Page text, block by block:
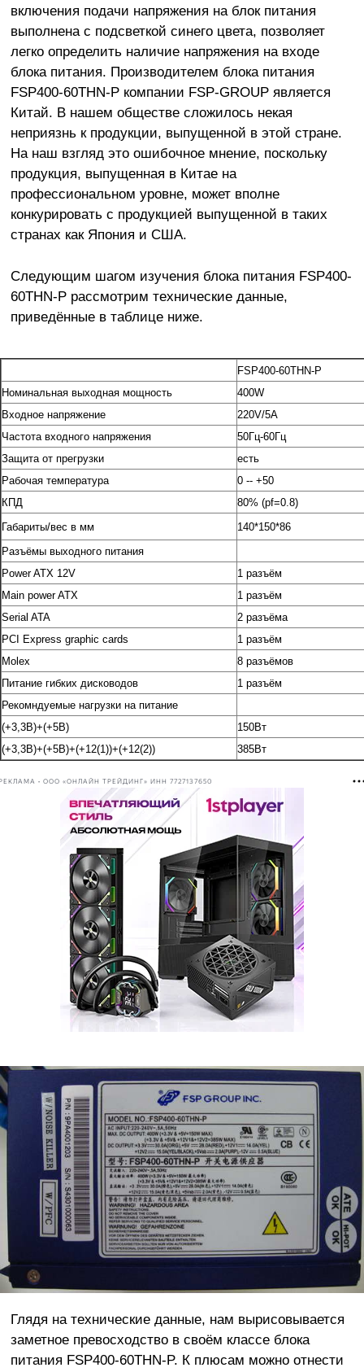
включения подачи напряжения на блок питания
выполнена с подсветкой синего цвета, позволяет
легко определить наличие напряжения на входе
блока питания. Производителем блока питания
FSP400-60THN-P компании FSP-GROUP является
Китай. В нашем обществе сложилось некая
неприязнь к продукции, выпущенной в этой стране.
На наш взгляд это ошибочное мнение, поскольку
продукция, выпущенная в Китае на
профессиональном уровне, может вполне
конкурировать с продукцией выпущенной в таких
странах как Япония и США.
Следующим шагом изучения блока питания FSP400-
60THN-P рассмотрим технические данные,
приведённые в таблице ниже.
FSP400-60THN-P
Номинальная выходная мощность
400W
Входное напряжение
220V/5А
Частота входного напряжения
50Гц-60Гц
Защита от прегрузки
есть
Рабочая температура
0 -- +50
КПД
80% (pf=0.8)
Габариты/вес в мм
140*150*86
Разъёмы выходного питания
Power ATX 12V
1 разъём
Main power ATX
1 разъём
Serial ATA
2 разъёма
PCI Express graphic cards
1 разъём
Molex
8 разъёмов
Питание гибких дисководов
1 разъём
Рекомндуемые нагрузки на питание
(+3,3В)+(+5В)
150Вт
(+3,3В)+(+5В)+(+12(1))+(+12(2))
385Вт
• ООО «ОНЛАЙН ТРЕЙДИНГ» ИНН 7727137650
Глядя на технические данные, нам вырисовывается
заметное превосходство в своём классе блока
питания FSP400-60THN-P. К плюсам можно отнести